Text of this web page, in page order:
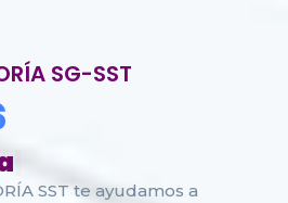
SG-SST
SST te ayudamos a